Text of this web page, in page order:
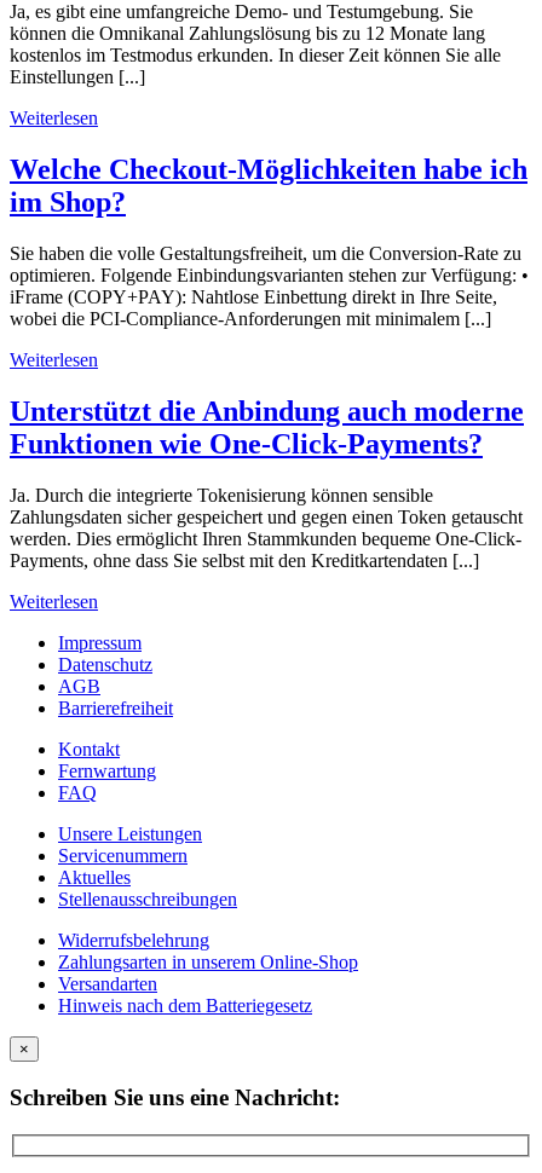
Ja, es gibt eine umfangreiche Demo- und Testumgebung. Sie
können die Omnikanal Zahlungslösung bis zu 12 Monate lang
kostenlos im Testmodus erkunden. In dieser Zeit können Sie alle
Einstellungen [...]
Weiterlesen
Welche Checkout-Möglichkeiten habe ich
im Shop?
Sie haben die volle Gestaltungsfreiheit, um die Conversion-Rate zu
optimieren. Folgende Einbindungsvarianten stehen zur Verfügung: •
iFrame (COPY+PAY): Nahtlose Einbettung direkt in Ihre Seite,
wobei die PCI-Compliance-Anforderungen mit minimalem [...]
Weiterlesen
Unterstützt die Anbindung auch moderne
Funktionen wie One-Click-Payments?
Ja. Durch die integrierte Tokenisierung können sensible
Zahlungsdaten sicher gespeichert und gegen einen Token getauscht
werden. Dies ermöglicht Ihren Stammkunden bequeme One-Click-
Payments, ohne dass Sie selbst mit den Kreditkartendaten [...]
Weiterlesen
Impressum
Datenschutz
AGB
Barrierefreiheit
Kontakt
Fernwartung
FAQ
Unsere Leistungen
Servicenummern
Aktuelles
Stellenausschreibungen
Widerrufsbelehrung
Zahlungsarten in unserem Online-Shop
Versandarten
Hinweis nach dem Batteriegesetz
×
Schreiben Sie uns eine Nachricht: